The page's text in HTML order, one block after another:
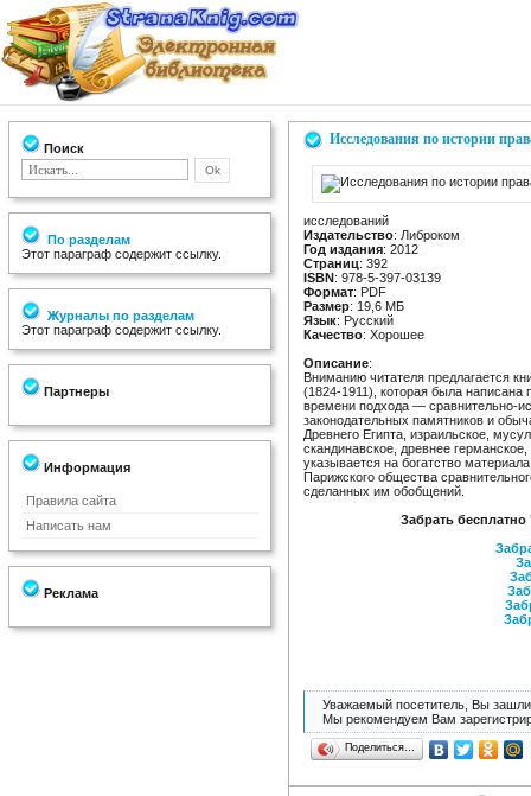
Поиск
По разделам
Этот параграф содержит ссылку.
Журналы по разделам
Этот параграф содержит ссылку.
Партнеры
Информация
Правила сайта
Написать нам
Реклама
Исследования по истории
исследований
Издательство: Либроком
Год издания: 2012
Страниц: 392
ISBN: 978-5-397-03139
Формат: PDF
Размер: 19,6 МБ
Язык: Русский
Качество: Хорошее
Описание:
Вниманию читателя предлагается
(1824-1911), которая была написана
времени подхода — сравнительно-
законодательных памятников и
Древнего Египта, израильское,
скандинавское, древнее
указывается на богатство
Парижского общества
сделанных им обобщений.
Забрать
Уважаемый посетитель, Вы зашли
Мы рекомендуем Вам
Поделиться…